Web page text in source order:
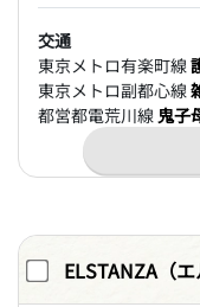
交通
東京メトロ有楽町線
東京メトロ副都心線
都営都電荒川線 鬼子
ELSTANZA（